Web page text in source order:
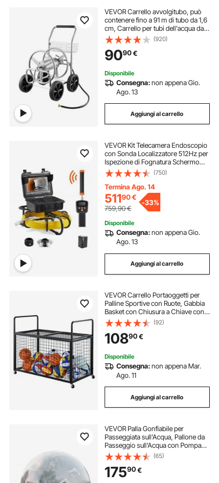
VEVOR Carrello avvolgitubo, può
contenere fino a 91 m di tubo da 1,6
cm, Carrello per tubi dell'acqua da
giardino Attrezzi mobili con 4 ruote,
Piantagione esterno in acciaio
verniciato a polvere
(920)
9090€
Disponibile
Consegna:non appena Gio.
Ago. 13
Aggiungi al carrello
VEVOR Kit Telecamera Endoscopio
con Sonda Localizzatore 512Hz per
Ispezione di Fognatura Schermo
LCD Colorata 9 Pollici Cavo 50m,
Telecamera Ispezione Sonda
Portatile per Tubi Angolazione
Visiva 130°
(750)
Termina Ago. 14
51190€
759,90€
-33%
Disponibile
Consegna:non appena Gio.
Ago. 13
Aggiungi al carrello
VEVOR Carrello Portaoggetti per
Palline Sportive con Ruote, Gabbia
Basket con Chiusura a Chiave con
Doppi Coperchi, Organizzatore
Porta Attrezzi Sportivi Interni ed
Esterni, Rastrelliera in Acciaio
(92)
10890€
Disponibile
Consegna:non appena Mar.
Ago. 11
Aggiungi al carrello
VEVOR Palla Gonfiabile per
Passeggiata sull'Acqua, Pallone da
Passeggio sull'Acqua con Pompa
da 220V/800W, Palla Gonfiabile
Gigante Capacità Portante 180 KG
per Giochi sull'Acqua in Piscina o
Spiaggia
(65)
17590€